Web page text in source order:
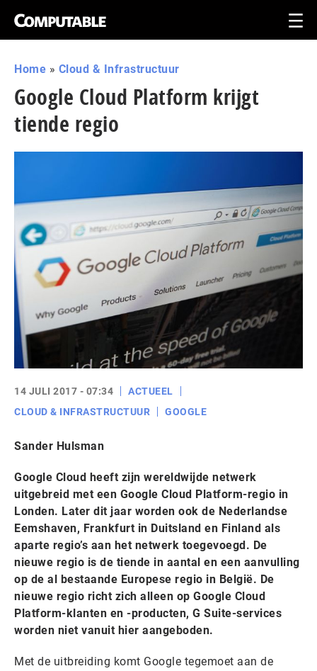
Home » Cloud & Infrastructuur
Google Cloud Platform krijgt
tiende regio
14 JULI 2017 - 07:34
ACTUEEL
CLOUD & INFRASTRUCTUUR
GOOGLE
Sander Hulsman
Google Cloud heeft zijn wereldwijde netwerk
uitgebreid met een Google Cloud Platform-regio in
Londen. Later dit jaar worden ook de Nederlandse
Eemshaven, Frankfurt in Duitsland en Finland als
aparte regio’s aan het netwerk toegevoegd. De
nieuwe regio is de tiende in aantal en een aanvulling
op de al bestaande Europese regio in België. De
nieuwe regio richt zich alleen op Google Cloud
Platform-klanten en -producten, G Suite-services
worden niet vanuit hier aangeboden.
Met de uitbreiding komt Google tegemoet aan de